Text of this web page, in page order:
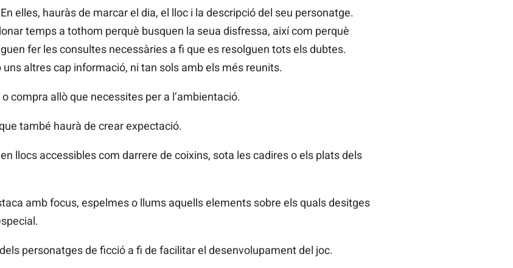
elles, hauràs de marcar el dia, el lloc i la descripció del seu personatge.
temps a tothom perquè busquen la seua disfressa, així com perquè
fer les consultes necessàries a fi que es resolguen tots els dubtes.
altres cap informació, ni tan sols amb els més reunits.
compra allò que necessites per a l’ambientació.
també haurà de crear expectació.
llocs accessibles com darrere de coixins, sota les cadires o els plats dels
amb focus, espelmes o llums aquells elements sobre els quals desitges
personatges de ficció a fi de facilitar el desenvolupament del joc.